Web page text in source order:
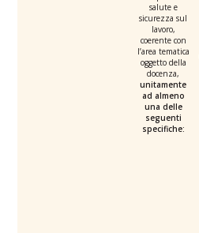
salute e
sicurezza sul
lavoro,
coerente con
l’area tematica
oggetto della
docenza,
unitamente
ad almeno
una delle
seguenti
specifiche: